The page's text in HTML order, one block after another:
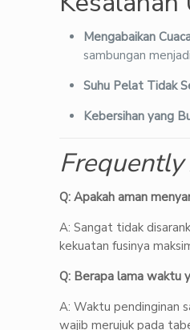
Mengabaikan
sambungan
Suhu Pelat Tidak
Kebersihan yang
Q: Apakah aman
A: Sangat tidak
kekuatan fusinya
Q: Berapa lama waktu
A: Waktu pendinginan
wajib merujuk pada